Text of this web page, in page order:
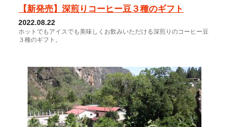
【新発売】深煎りコーヒー豆３種のギフト
2022.08.22
ホットでもアイスでも美味しくお飲みいただける深煎りのコーヒー豆
３種のギフト。